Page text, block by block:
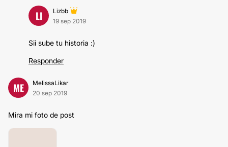
LI
Lizbb
19 sep 2019
Sii sube tu historia :)
Responder
ME
MelissaLikar
20 sep 2019
Mira mi foto de post